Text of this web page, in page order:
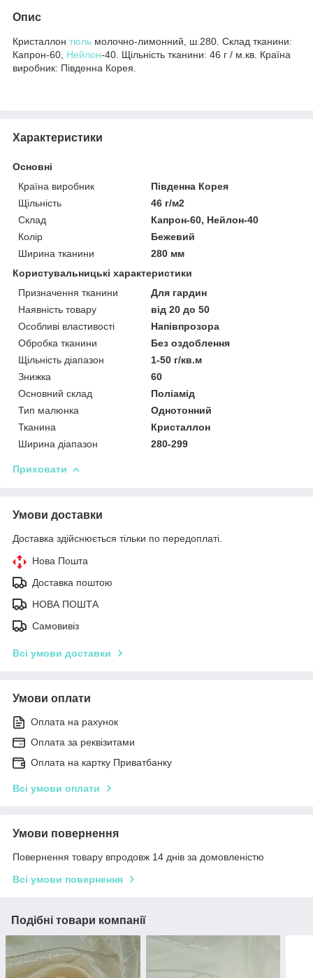
Опис
Кристаллон тюль молочно-лимонний, ш.280. Склад тканини:
Капрон-60, Нейлон-40. Щільність тканини: 46 г / м.кв. Країна
виробник: Південна Корея.
Характеристики
Основні
Країна виробник
Південна Корея
Щільність
46 г/м2
Склад
Капрон-60, Нейлон-40
Колір
Бежевий
Ширина тканини
280 мм
Користувальницькі характеристики
Призначення тканини
Для гардин
Наявність товару
від 20 до 50
Особливі властивості
Напівпрозора
Обробка тканини
Без оздоблення
Щільність діапазон
1-50 г/кв.м
Знижка
60
Основний склад
Поліамід
Тип малюнка
Однотонний
Тканина
Кристаллон
Ширина діапазон
280-299
Приховати
Умови доставки
Доставка здійснюється тільки по передоплаті.
Нова Пошта
Доставка поштою
НОВА ПОШТА
Самовивіз
Всі умови доставки
Умови оплати
Оплата на рахунок
Оплата за реквізитами
Оплата на картку Приватбанку
Всі умови оплати
Умови повернення
Повернення товару впродовж 14 днів за домовленістю
Всі умови повернення
Подібні товари компанії